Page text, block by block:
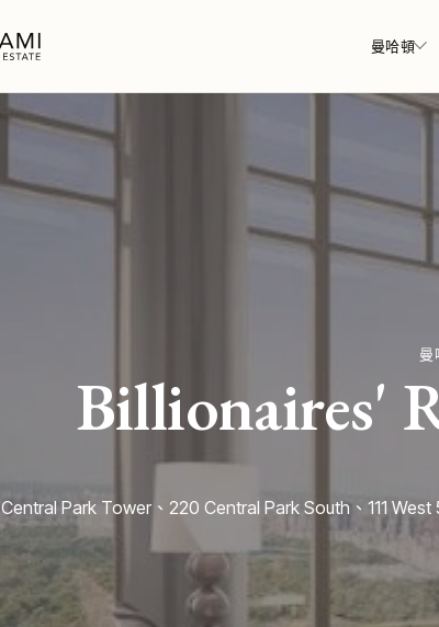
曼哈頓
曼
Billionaires'
Central Park Tower、220 Central Park South、111